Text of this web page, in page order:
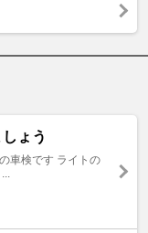
ょう
車検です ライトの